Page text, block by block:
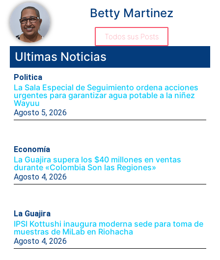
Betty Martinez
Todos sus Posts
Ultimas Noticias
Politica
La Sala Especial de Seguimiento ordena acciones
urgentes para garantizar agua potable a la niñez
Wayuu
Agosto 5, 2026
Economía
La Guajira supera los $40 millones en ventas
durante «Colombia Son las Regiones»
Agosto 4, 2026
La Guajira
IPSI Kottushi inaugura moderna sede para toma de
muestras de MiLab en Riohacha
Agosto 4, 2026